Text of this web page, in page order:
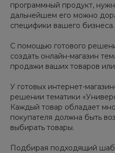
программный продукт,
дальнейшем его можно
специфики вашего бизнеса.
С помощью готового
создать онлайн-магазин
продажи ваших товаров или
У готовых интернет-
решении тематики
Каждый товар обладает
покупателя должна быть
выбирать товары.
Подбирая подходящий